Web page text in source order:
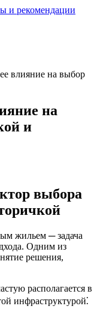
и рекомендации
влияние на выбор
на
и
выбора
жильем ─ задача
Одним из
решения,
располагается в
инфраструктурой⁚